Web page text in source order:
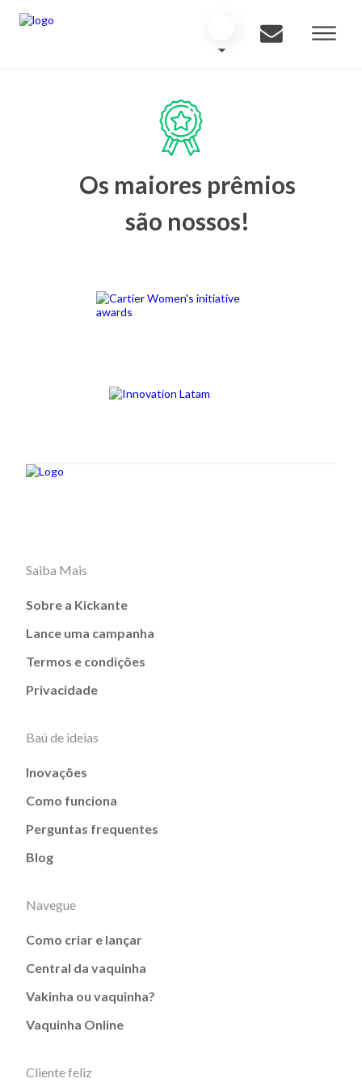
Os maiores prêmios
são nossos!
Saiba Mais
Sobre a Kickante
Lance uma campanha
Termos e condições
Privacidade
Baú de ideias
Inovações
Como funciona
Perguntas frequentes
Blog
Navegue
Como criar e lançar
Central da vaquinha
Vakinha ou vaquinha?
Vaquinha Online
Cliente feliz